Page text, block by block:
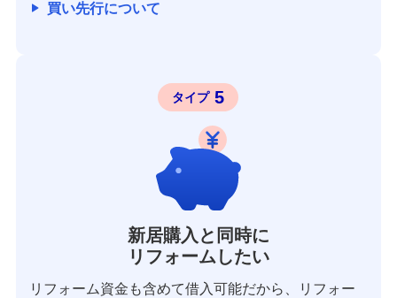
買い先行について
タイプ 5
新居購入と同時に
リフォームしたい
リフォーム資金も含めて借入可能だから、リフォー